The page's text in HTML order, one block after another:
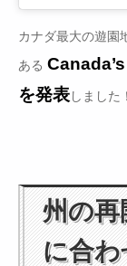
カナダ最大の遊園
ある
を発表しました！
州の再
に合わ